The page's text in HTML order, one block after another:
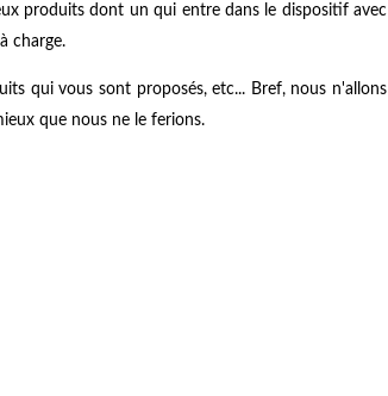
produits dont un qui entre dans le dispositif avec
charge.
qui vous sont proposés, etc... Bref, nous n'allons
que nous ne le ferions.